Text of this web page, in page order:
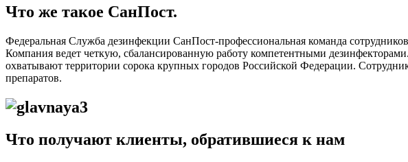
Что же такое СанПост.
Федеральная Служба дезинфекции СанПост-профессиональная команда
Компания ведет четкую, сбалансированную работу компетентными
охватывают территории сорока крупных городов Российской Федерации.
препаратов.
Что получают клиенты, обратившиеся к нам